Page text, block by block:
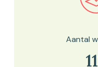
Bekijk in
Aantal